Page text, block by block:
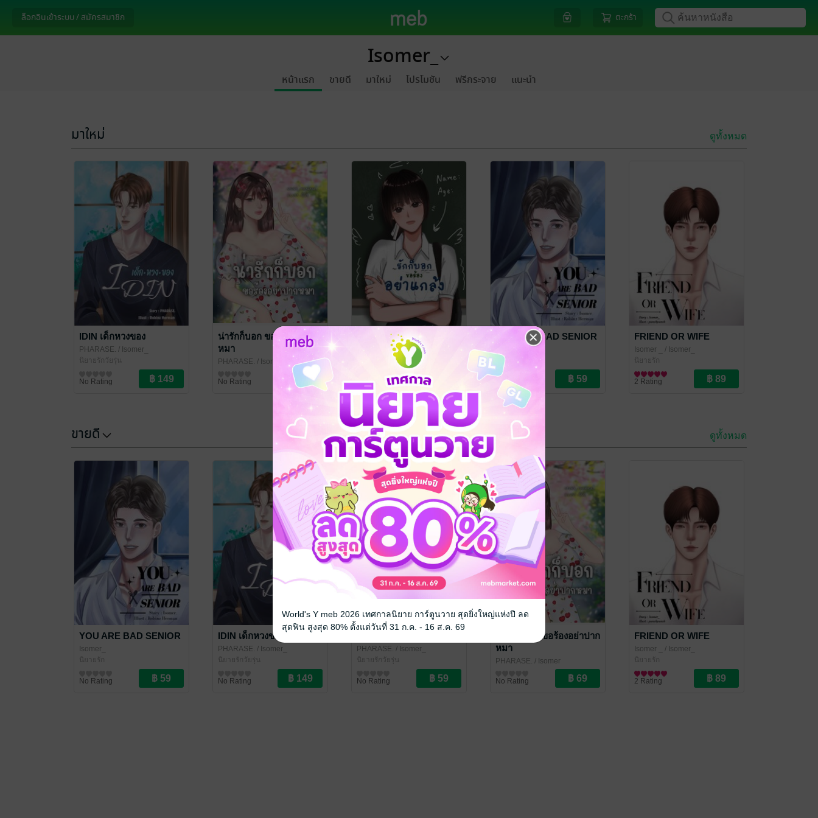
ล็อกอินเข้าระบบ / สมัครสมาชิก ตะกร้า
Isomer_
หน้าแรก ขายดี มาใหม่ โปรโมชัน ฟรีกระจาย แนะนำ
มาใหม่ ดูทั้งหมด
IDIN เด็กหวงของ
PHARASE. / Isomer_
นิยายรักวัยรุ่น
No Rating
น่ารักก็บอก ขอร้องอย่าปาก
หมา
PHARASE. / Isomer_
No Rating
รักก็บอก ขอร้องอย่าแกล้ง
PHARASE./ Isomer_
นิยายรักวัยรุ่น
No Rating
YOU ARE BAD SENIOR
นิยายรัก
No Rating
FRIEND OR WIFE
Isomer _
/ Isomer_
นิยายรัก
2 Rating
ขายดี ดูทั้งหมด
YOU ARE BAD SENIOR
Isomer_
นิยายรัก
No Rating
IDIN เด็กหวงของ
PHARASE. / Isomer_
นิยายรักวัยรุ่น
No Rating
PHARASE. / Isomer_
นิยายรักวัยรุ่น
No Rating
น่ารักก็บอก ขอร้องอย่าปาก
หมา
PHARASE. / Isomer_
No Rating
FRIEND OR WIFE
Isomer _
/ Isomer_
นิยายรัก
2 Rating
World's Y meb 2026 เทศกาลนิยาย การ์ตูนวาย สุดยิ่งใหญ่แห่งปี ลด
สุดฟิน สูงสุด 80% ตั้งแต่วันที่ 31 ก.ค. - 16 ส.ค. 69